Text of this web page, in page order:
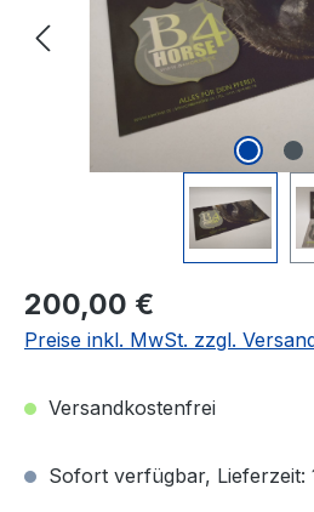
Regulärer Preis:
200,00 €
Preise inkl. MwSt. zzgl.
Versandkostenfrei
Sofort verfügbar, Lieferzeit: